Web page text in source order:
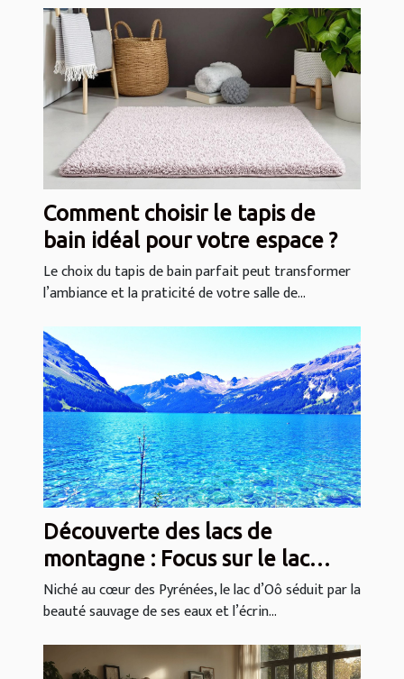
Comment choisir le tapis de
bain idéal pour votre espace ?
Le choix du tapis de bain parfait peut transformer
l’ambiance et la praticité de votre salle de...
Découverte des lacs de
montagne : Focus sur le lac
d’Oô
Niché au cœur des Pyrénées, le lac d’Oô séduit par la
beauté sauvage de ses eaux et l’écrin...